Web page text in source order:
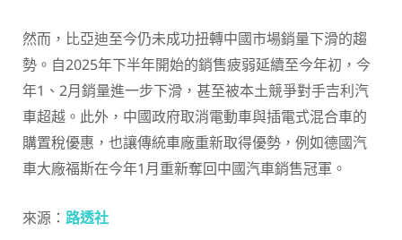
然而，比亞迪至今仍未成功扭轉中國市場銷量下滑的趨
勢。自2025年下半年開始的銷售疲弱延續至今年初，今
年1、2月銷量進一步下滑，甚至被本土競爭對手吉利汽
車超越。此外，中國政府取消電動車與插電式混合車的
購置稅優惠，也讓傳統車廠重新取得優勢，例如德國汽
車大廠福斯在今年1月重新奪回中國汽車銷售冠軍。
來源： 路透社